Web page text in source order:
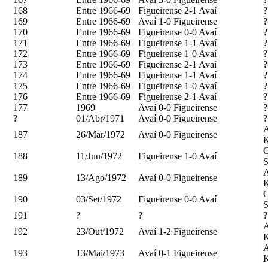
168
Entre 1966-69 Figueirense 2-1 Avaí
?
169
Entre 1966-69 Avaí 1-0 Figueirense
?
170
Entre 1966-69 Figueirense 0-0 Avaí
?
171
Entre 1966-69 Figueirense 1-1 Avaí
?
172
Entre 1966-69 Figueirense 1-0 Avaí
?
173
Entre 1966-69 Figueirense 2-1 Avaí
?
174
Entre 1966-69 Figueirense 1-1 Avaí
?
175
Entre 1966-69 Figueirense 1-0 Avaí
?
176
Entre 1966-69 Figueirense 2-1 Avaí
?
177
1969 Avaí 0-0 Figueirense
?
?
01/Abr/1971 Avaí 0-0 Figueirense
?
187
26/Mar/1972 Avaí 0-0 Figueirense
188
11/Jun/1972 Figueirense 1-0 Avaí
189
13/Ago/1972 Avaí 0-0 Figueirense
190
03/Set/1972 Figueirense 0-0 Avaí
191
? ?
?
192
23/Out/1972 Avaí 1-2 Figueirense
193
13/Mai/1973 Avaí 0-1 Figueirense